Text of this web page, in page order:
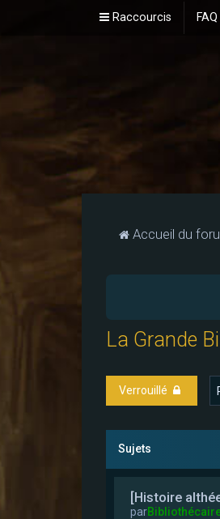
Raccourcis FAQ
Accueil du
La Grande
Verrouillé
Sujets
[Histoire
par